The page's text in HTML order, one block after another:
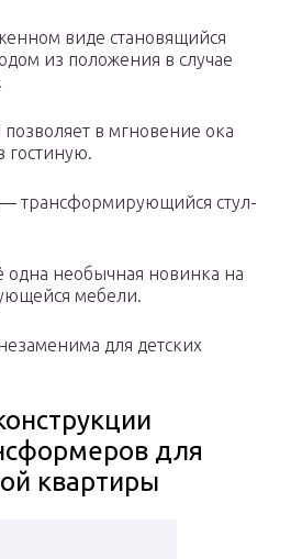
виде становящийся
из положения в случае
в мгновение ока
гостиную.
трансформирующийся стул-
необычная новинка на
мебели.
для детских
для
квартиры